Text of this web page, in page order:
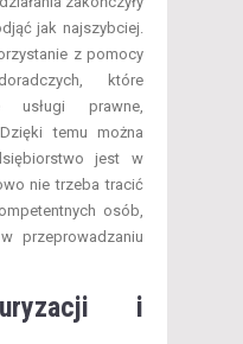
jak najszybciej.
z pomocy
które
usługi prawne,
temu można
jest w
nie trzeba tracić
osób,
przeprowadzaniu
i